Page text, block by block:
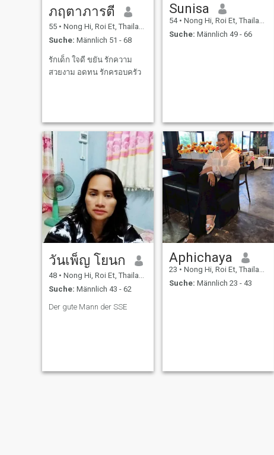
ภฤตาภารตี
55 • Nong Hi, Roi Et, Thailand
Suche: Männlich 51 - 68
รักเด็ก ใจดี ขยัน รักความ
สวยงาม อดทน รักครอบครัว
Sunisa
54 • Nong Hi, Roi Et, Thailand
Suche: Männlich 49 - 66
วันเพ็ญ โยนก
48 • Nong Hi, Roi Et, Thailand
Suche: Männlich 43 - 62
Der gute Mann der SSE
Aphichaya
23 • Nong Hi, Roi Et, Thailand
Suche: Männlich 23 - 43